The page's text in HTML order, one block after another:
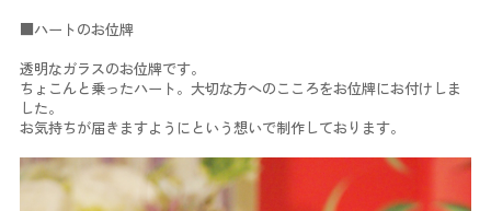
■ハートのお位牌
透明なガラスのお位牌です。
ちょこんと乗ったハート。大切な方へのこころをお位牌にお付けしま
した。
お気持ちが届きますようにという想いで制作しております。